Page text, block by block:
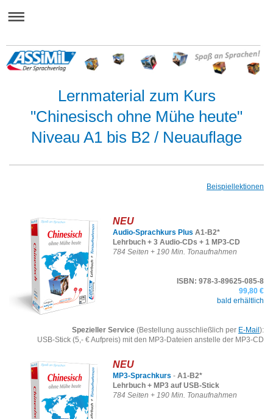
Lernmaterial zum Kurs
"Chinesisch ohne Mühe heute"
Niveau A1 bis B2 / Neuauflage
Beispiellektionen
NEU
Audio-Sprachkurs Plus A1-B2*
Lehrbuch + 3 Audio-CDs + 1 MP3-CD
784 Seiten + 190 Min. Tonaufnahmen
ISBN: 978-3-89625-085-8
99,80 €
bald erhältlich
Spezieller Service (Bestellung ausschließlich per E-Mail):
USB-Stick (5,- € Aufpreis) mit den MP3-Dateien anstelle der MP3-CD
NEU
MP3-Sprachkurs - A1-B2*
Lehrbuch + MP3 auf USB-Stick
784 Seiten + 190 Min. Tonaufnahmen